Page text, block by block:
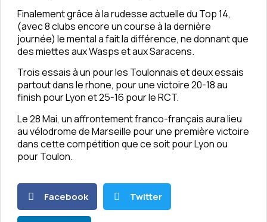
Finalement grâce à la rudesse actuelle du Top 14,
(avec 8 clubs encore un course à la dernière
journée) le mental a fait la différence, ne donnant que
des miettes aux Wasps et aux Saracens.
Trois essais à un pour les Toulonnais et deux essais
partout dans le rhone, pour une victoire 20-18 au
finish pour Lyon et 25-16 pour le RCT.
Le 28 Mai, un affrontement franco-français aura lieu
au vélodrome de Marseille pour une première victoire
dans cette compétition que ce soit pour Lyon ou
pour Toulon.
Facebook Twitter